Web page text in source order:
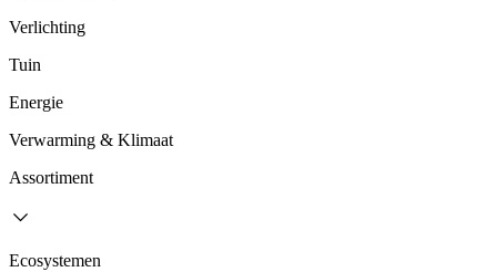
Verlichting
Tuin
Energie
Verwarming & Klimaat
Assortiment
Ecosystemen